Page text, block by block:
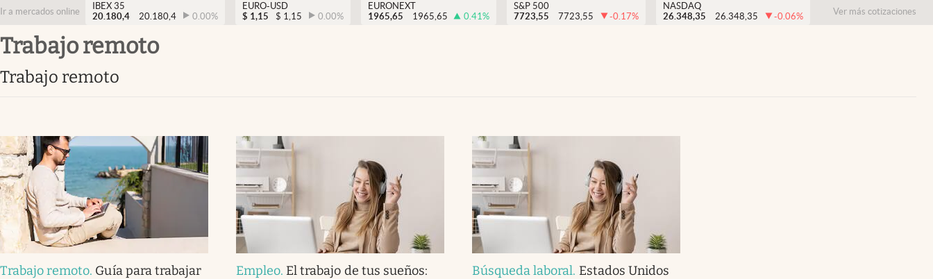
Colombia
Ir a mercados online
IBEX 35
20.180,4
20.180,4 0.00%
EURO-USD
$ 1,15 $ 1,15 0.00%
EURONEXT
1965,65
1965,65 0.41%
S&P 500
7723,55
7723,55 -0.17%
NASDAQ
26.348,35
26.348,35 -0.06% Ver más cotizaciones
trabajo remoto
trabajo remoto
Trabajo remoto. Guía para trabajar
Empleo. El trabajo de tus sueños:
Búsqueda laboral. Estados Unidos